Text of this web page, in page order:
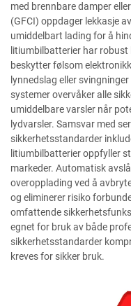
med brennbare damper
(GFCI) oppdager lekkasje
umiddelbart lading for å
litiumbilbatterier har
beskytter følsom
lynnedslag eller
systemer overvåker alle
umiddelbare varsler når
lydvarsler. Samsvar med
sikkerhetsstandarder
litiumbilbatterier oppfyller
markeder. Automatisk
overopplading ved å
og eliminerer risiko
omfattende
egnet for bruk av både
sikkerhetsstandarder
kreves for sikker bruk.